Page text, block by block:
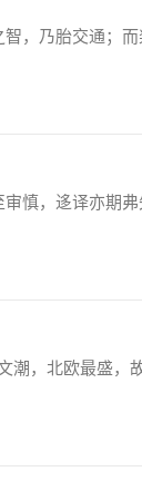
，乃胎交通；而
慎，迻译亦期弗
潮，北欧最盛，